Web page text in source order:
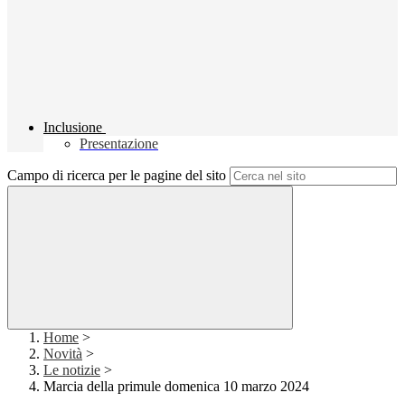
Inclusione
Presentazione
Campo di ricerca per le pagine del sito
Home >
Novità >
Le notizie >
Marcia della primule domenica 10 marzo 2024